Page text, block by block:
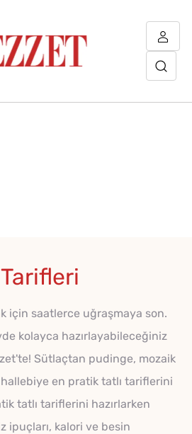
için saatlerce uğraşmaya son.
kolayca hazırlayabileceğiniz
Sütlaçtan pudinge, mozaik
en pratik tatlı tariflerini
tatlı tariflerini hazırlarken
ipuçları, kalori ve besin